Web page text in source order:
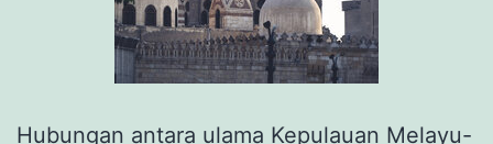
Hubungan antara ulama Kepulauan Melayu-